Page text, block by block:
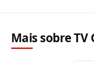
Mais sobre TV